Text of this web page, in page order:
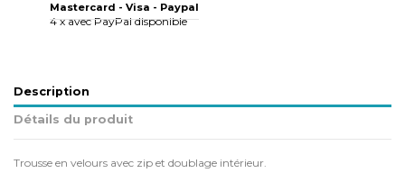
Mastercard - Visa - Paypal
4 x avec PayPal disponible
Description
Détails du produit
Trousse en velours avec zip et doublage intérieur.